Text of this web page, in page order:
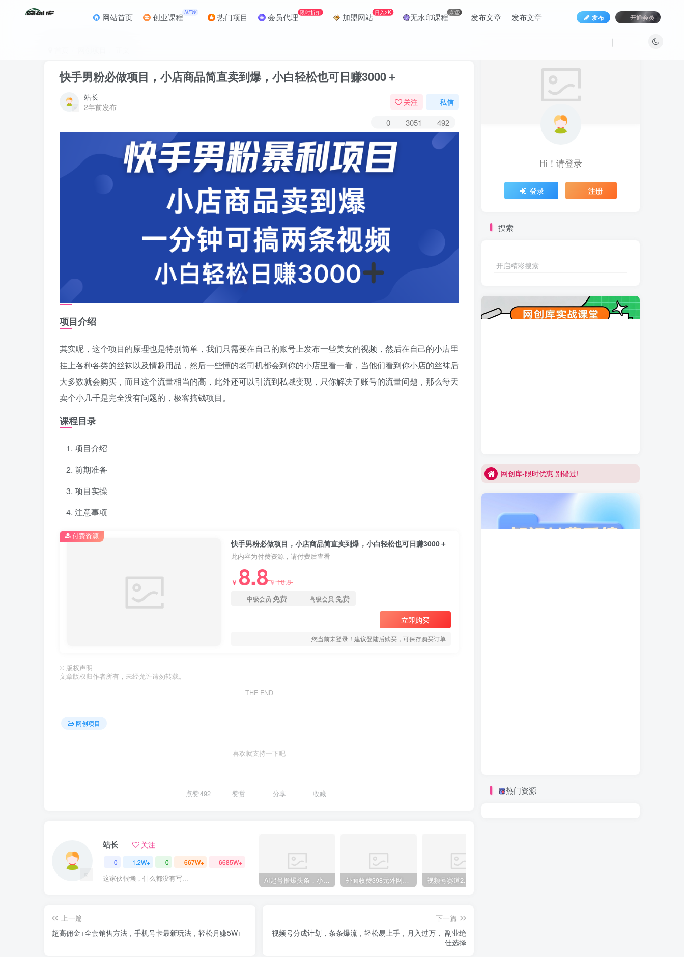
网站首页 创业课程 NEW 热门项目 会员代理 限时折扣 加盟网站 日入2K 无水印课程 加盟 发布文章 发布文章 发布 开通会员
快手男粉必做项目，小店商品简直卖到爆，小白轻松也可日赚3000＋
站长
2年前发布
关注 私信
0 3051 492
项目介绍
其实呢，这个项目的原理也是特别简单，我们只需要在自己的账号上发布一些美女的视频，然后在自己的小店里
挂上各种各类的丝袜以及情趣用品，然后一些懂的老司机都会到你的小店里看一看，当他们看到你小店的丝袜后
大多数就会购买，而且这个流量相当的高，此外还可以引流到私域变现，只你解决了账号的流量问题，那么每天
卖个小几千是完全没有问题的，极客搞钱项目。
课程目录
项目介绍
前期准备
项目实操
注意事项
快手男粉必做项目，小店商品简直卖到爆，小白轻松也可日赚3000＋
此内容为付费资源，请付费后查看
￥ 8.8￥18.8
中级会员 免费 高级会员 免费
立即购买
您当前未登录！建议登陆后购买，可保存购买订单
付费资源
© 版权声明
文章版权归作者所有，未经允许请勿转载。
THE END
网创项目
喜欢就支持一下吧
点赞492 赞赏 分享 收藏
站长 关注
0 1.2W+ 0 667W+ 6685W+
这家伙很懒，什么都没有写... AI起号撸爆头条，小白也能操作，日入2000+ 外面收费398元外网超跑豪车汽车视频搬运至快手抖音上热门项目
上一篇
超高佣金+全套销售方法，手机号卡最新玩法，轻松月赚5W+
下一篇
视频号分成计划，条条爆流，轻松易上手，月入过万， 副业绝
佳选择
Hi！请登录
登录 注册
搜索
开启精彩搜索
网创库-限时优惠 别错过!
热门资源